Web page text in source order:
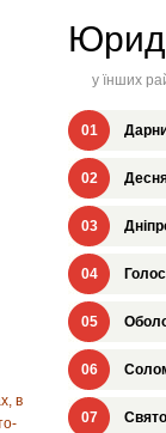
в
у їнших
01
02
03
04
05
06
07